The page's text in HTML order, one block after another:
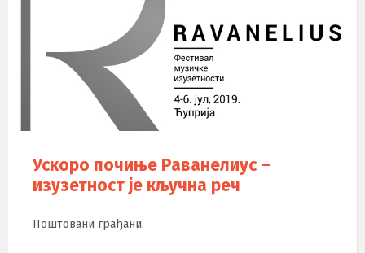
Ускоро почиње Раванелиус –
изузетност је кључна реч
Поштовани грађани,